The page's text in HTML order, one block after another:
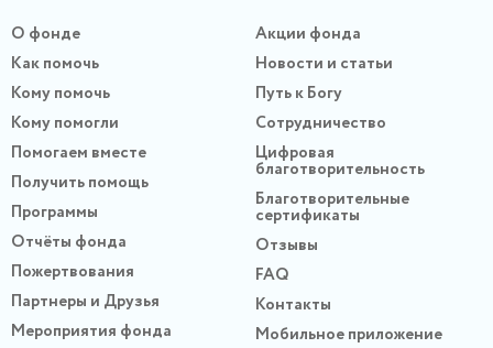
О фонде
Как помочь
Кому помочь
Кому помогли
Помогаем вместе
Получить помощь
Программы
Отчёты фонда
Пожертвования
Партнеры и Друзья
Мероприятия фонда
Акции фонда
Новости и статьи
Путь к Богу
Сотрудничество
Цифровая
благотворительность
Благотворительные
сертификаты
Отзывы
FAQ
Контакты
Мобильное приложение